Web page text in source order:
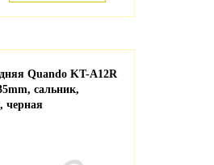
Quando KT-A12R
сальник,
черная